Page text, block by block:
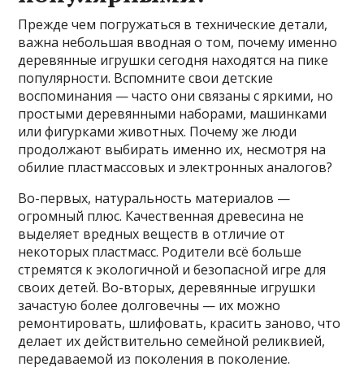
Прежде чем погружаться в технические детали,
важна небольшая вводная о том, почему именно
деревянные игрушки сегодня находятся на пике
популярности. Вспомните свои детские
воспоминания — часто они связаны с яркими, но
простыми деревянными наборами, машинками
или фигурками животных. Почему же люди
продолжают выбирать именно их, несмотря на
обилие пластмассовых и электронных аналогов?
Во-первых, натуральность материалов —
огромный плюс. Качественная древесина не
выделяет вредных веществ в отличие от
некоторых пластмасс. Родители всё больше
стремятся к экологичной и безопасной игре для
своих детей. Во-вторых, деревянные игрушки
зачастую более долговечны — их можно
ремонтировать, шлифовать, красить заново, что
делает их действительно семейной реликвией,
передаваемой из поколения в поколение.